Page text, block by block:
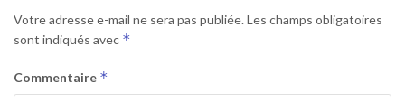
Votre adresse e-mail ne sera pas publiée. Les champs obligatoires
sont indiqués avec *
Commentaire *